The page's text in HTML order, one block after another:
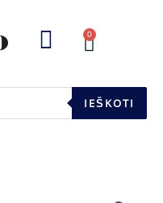
0
Cart
IEŠKOTI